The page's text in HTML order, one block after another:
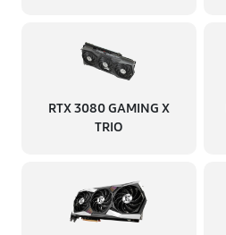
RTX 3080 GAMING X
TRIO